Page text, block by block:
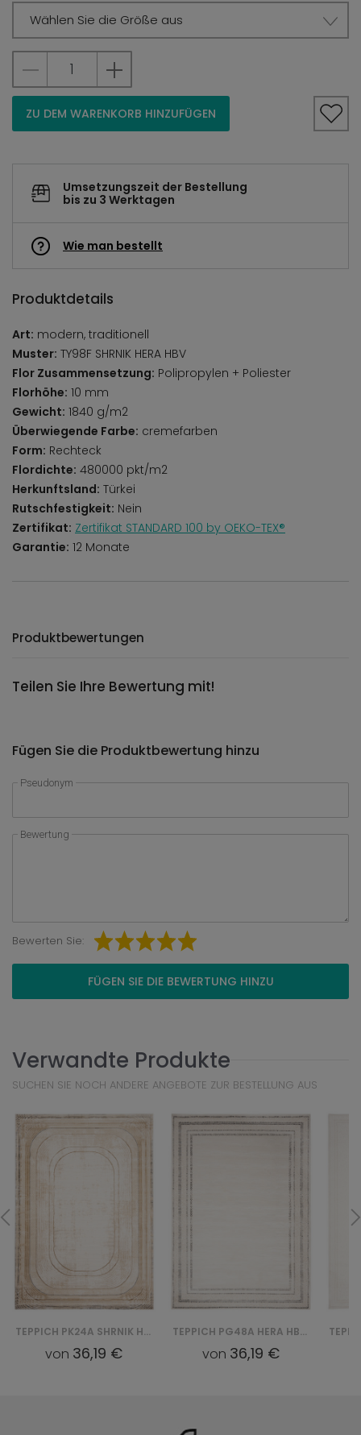
Wählen Sie die Größe aus
ZU DEM WARENKORB HINZUFÜGEN
Umsetzungszeit der Bestellung
bis zu 3 Werktagen
Wie man bestellt
Produktdetails
Art: modern, traditionell
Muster: TY98F SHRNIK HERA HBV
Flor Zusammensetzung: Polipropylen + Poliester
Florhöhe: 10 mm
Gewicht: 1840 g/m2
Überwiegende Farbe: cremefarben
Form: Rechteck
Flordichte: 480000 pkt/m2
Herkunftsland: Türkei
Rutschfestigkeit: Nein
Zertifikat: Zertifikat STANDARD 100 by OEKO-TEX®
Garantie: 12 Monate
Produktbewertungen
Teilen Sie Ihre Bewertung mit!
Fügen Sie die Produktbewertung hinzu
Pseudonym
Bewertung
Bewerten Sie:
FÜGEN SIE DIE BEWERTUNG HINZU
Verwandte Produkte
SUCHEN SIE NOCH ANDERE ANGEBOTE ZUR BESTELLUNG AUS
TEPPICH PK24A SHRNIK HERA HBV - KREMOWY
von 36,19 €
TEPPICH PG48A HERA HBV - BIAŁY
von 36,19 €